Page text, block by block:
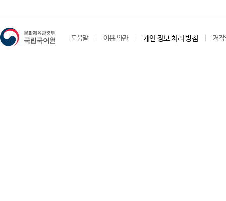
도움말 이용 약관 개인 정보 처리 방침 저